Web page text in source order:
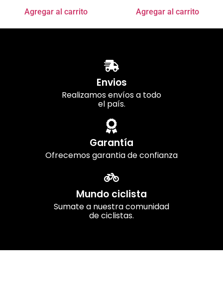
Agregar al carrito Agregar al carrito
Envios
Realizamos envíos a todo
el país.
Garantía
Ofrecemos garantia de confianza
Mundo ciclista
Sumate a nuestra comunidad
de ciclistas.